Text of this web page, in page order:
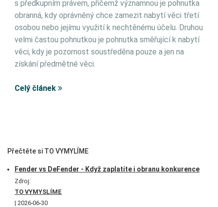
s předkupním právem, přičemž významnou je pohnutka
obranná, kdy oprávněný chce zamezit nabytí věci třetí
osobou nebo jejímu využití k nechtěnému účelu. Druhou
velmi častou pohnutkou je pohnutka směřující k nabytí
věci, kdy je pozornost soustředěna pouze a jen na
získání předmětné věci.
Celý článek
Přečtěte si TO VYMYLÍME
Fender vs DeFender - Když zaplatíte i obranu konkurence
Zdroj:
TO VYMYSLÍME
2026-06-30